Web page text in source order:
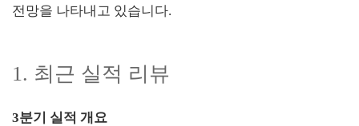
전망을 나타내고 있습니다.
1. 최근 실적 리뷰
3분기 실적 개요